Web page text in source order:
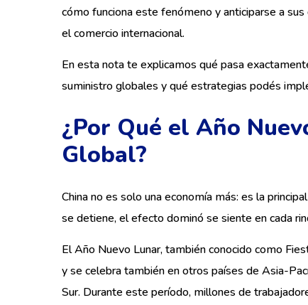
cómo funciona este fenómeno y anticiparse a
el comercio internacional.
En esta nota te explicamos qué pasa
suministro globales y qué estrategias podés
¿Por Qué el Año
Global?
China no es solo una economía más: es la
se detiene, el efecto dominó se siente en cada
El Año Nuevo Lunar, también conocido como
y se celebra también en otros países de Asia-
Sur. Durante este período, millones de